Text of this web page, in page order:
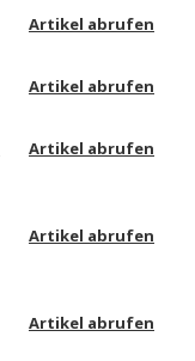
Artikel abrufen
Artikel abrufen
Artikel abrufen
Artikel abrufen
Artikel abrufen